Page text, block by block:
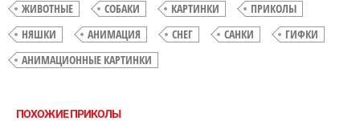
ЖИВОТНЫЕ СОБАКИ КАРТИНКИ
ПРИКОЛЫ
НЯШКИ
АНИМАЦИЯ СНЕГ САНКИ
ГИФКИ
АНИМАЦИОННЫЕ КАРТИНКИ
ПОХОЖИЕ ПРИКОЛЫ